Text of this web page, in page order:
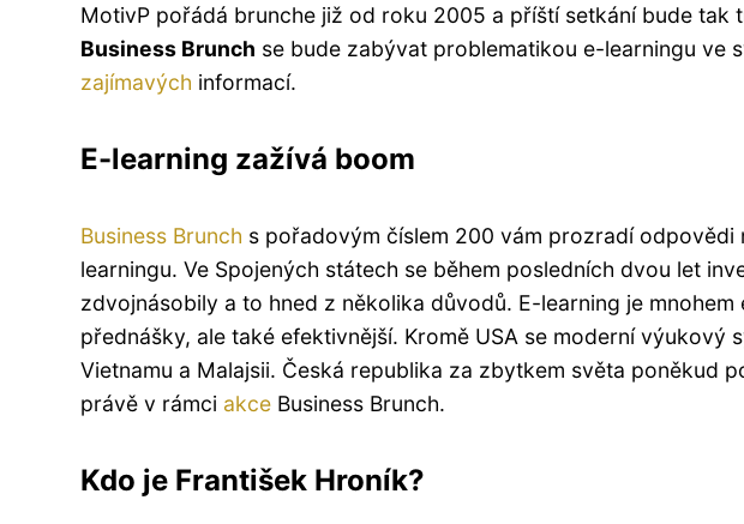
MotivP pořádá brunche již od roku 2005 a příští setkání bude tak
Business Brunch se bude zabývat problematikou e-learningu ve
zajímavých informací.
E-learning zažívá boom
Business Brunch s pořadovým číslem 200 vám prozradí odpovědi
learningu. Ve Spojených státech se během posledních dvou let
zdvojnásobily a to hned z několika důvodů. E-learning je
přednášky, ale také efektivnější. Kromě USA se moderní výukový
Vietnamu a Malajsii. Česká republika za zbytkem světa poněkud
právě v rámci akce Business Brunch.
Kdo je František Hroník?